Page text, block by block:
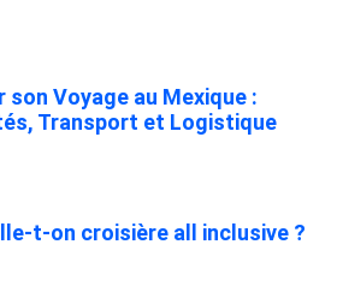
son Voyage au Mexique :
Transport et Logistique
t-on croisière all inclusive ?